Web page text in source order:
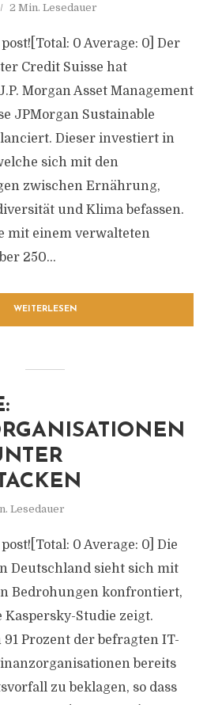
2 Min. Lesedauer
0 Average: 0] Der
Credit Suisse hat
Morgan Asset Management
JPMorgan Sustainable
Dieser investiert in
sich mit den
zwischen Ernährung,
und Klima befassen.
mit einem verwalteten
250...
WEITERLESEN
Lesedauer
0 Average: 0] Die
Deutschland sieht sich mit
Bedrohungen konfrontiert,
Studie zeigt.
Prozent der befragten IT-
bereits
zu beklagen, so dass